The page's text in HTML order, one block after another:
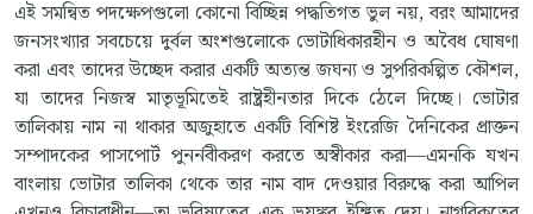
এই সমন্বিত পদক্ষেপগুলো কোনো বিচ্ছিন্ন পদ্ধতিগত ভুল নয়, বরং আমাদের
জনসংখ্যার সবচেয়ে দুর্বল অংশগুলোকে ভোটাধিকারহীন ও অবৈধ ঘোষণা
করা এবং তাদের উচ্ছেদ করার একটি অত্যন্ত জঘন্য ও সুপরিকল্পিত কৌশল,
যা তাদের নিজস্ব মাতৃভূমিতেই রাষ্ট্রহীনতার দিকে ঠেলে দিচ্ছে। ভোটার
তালিকায় নাম না থাকার অজুহাতে একটি বিশিষ্ট ইংরেজি দৈনিকের প্রাক্তন
সম্পাদকের পাসপোর্ট পুনর্নবীকরণ করতে অস্বীকার করা—এমনকি যখন
বাংলায় ভোটার তালিকা থেকে তার নাম বাদ দেওয়ার বিরুদ্ধে করা আপিল